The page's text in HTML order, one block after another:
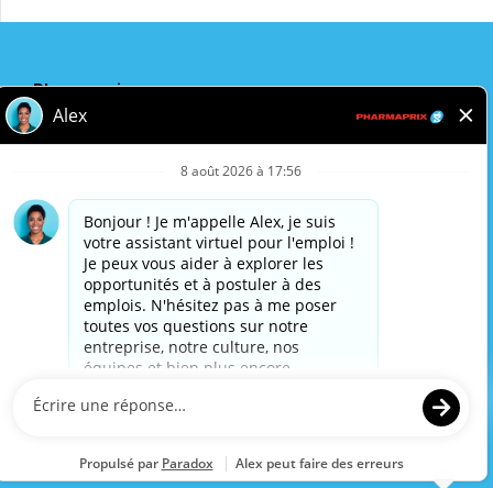
Pharmaprix
Adresse de l'entreprise
243 Consumers Road
M2J 4W8
Politique de confidentialité
Avis légal
Accessibilité
Pharmaprix